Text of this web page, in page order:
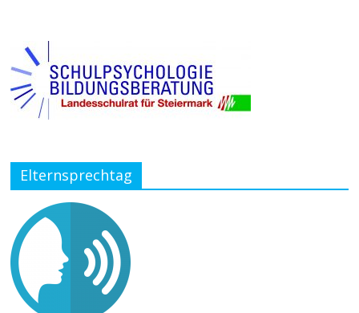
Elternsprechtag